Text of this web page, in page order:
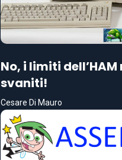
No, i limiti dell’HAM
svaniti!
Cesare Di Mauro